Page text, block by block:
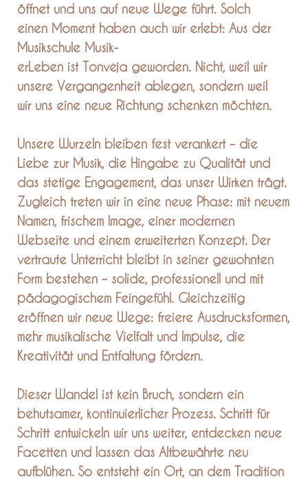
öffnet und uns auf neue Wege führt. Solch
einen Moment haben auch wir erlebt: Aus der
Musikschule Musik-
erLeben ist Tonvėja geworden. Nicht, weil wir
unsere Vergangenheit ablegen, sondern weil
wir uns eine neue Richtung schenken möchten.
Unsere Wurzeln bleiben fest verankert – die
Liebe zur Musik, die Hingabe zu Qualität und
das stetige Engagement, das unser Wirken trägt.
Zugleich treten wir in eine neue Phase: mit neuem
Namen, frischem Image, einer modernen
Webseite und einem erweiterten Konzept. Der
vertraute Unterricht bleibt in seiner gewohnten
Form bestehen – solide, professionell und mit
pädagogischem Feingefühl. Gleichzeitig
eröffnen wir neue Wege: freiere Ausdrucksformen,
mehr musikalische Vielfalt und Impulse, die
Kreativität und Entfaltung fördern.
Dieser Wandel ist kein Bruch, sondern ein
behutsamer, kontinuierlicher Prozess. Schritt für
Schritt entwickeln wir uns weiter, entdecken neue
Facetten und lassen das Altbewährte neu
aufblühen. So entsteht ein Ort, an dem Tradition